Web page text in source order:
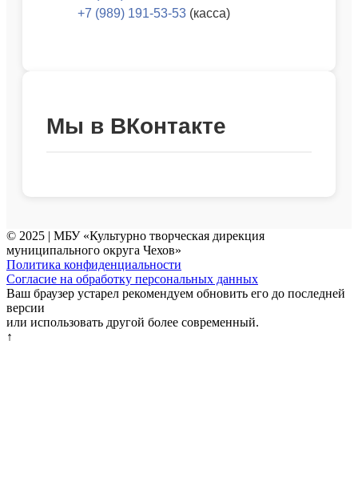
+7 (989) 191-53-53 (касса)
Мы в ВКонтакте
© 2025 | МБУ «Культурно творческая дирекция
муниципального округа Чехов»
Политика конфиденциальности
Согласие на обработку персональных данных
Ваш браузер устарел рекомендуем обновить его до последней
версии
или использовать другой более современный.
↑